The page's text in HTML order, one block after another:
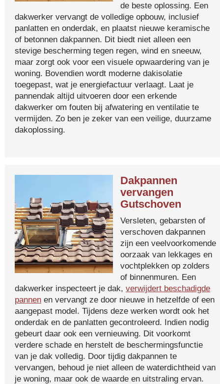
de beste oplossing. Een
dakwerker vervangt de volledige opbouw, inclusief
panlatten en onderdak, en plaatst nieuwe keramische
of betonnen dakpannen. Dit biedt niet alleen een
stevige bescherming tegen regen, wind en sneeuw,
maar zorgt ook voor een visuele opwaardering van je
woning. Bovendien wordt moderne dakisolatie
toegepast, wat je energiefactuur verlaagt. Laat je
pannendak altijd uitvoeren door een erkende
dakwerker om fouten bij afwatering en ventilatie te
vermijden. Zo ben je zeker van een veilige, duurzame
dakoplossing.
Dakpannen
vervangen
Gutschoven
Versleten, gebarsten of
verschoven dakpannen
zijn een veelvoorkomende
oorzaak van lekkages en
vochtplekken op zolders
of binnenmuren. Een
dakwerker inspecteert je dak, verwijdert beschadigde
pannen en vervangt ze door nieuwe in hetzelfde of een
aangepast model. Tijdens deze werken wordt ook het
onderdak en de panlatten gecontroleerd. Indien nodig
gebeurt daar ook een vernieuwing. Dit voorkomt
verdere schade en herstelt de beschermingsfunctie
van je dak volledig. Door tijdig dakpannen te
vervangen, behoud je niet alleen de waterdichtheid van
je woning, maar ook de waarde en uitstraling ervan.